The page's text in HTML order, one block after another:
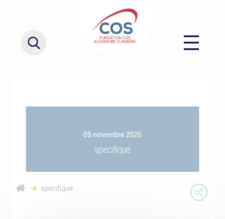
05 novembre 2020
specifique
specifique